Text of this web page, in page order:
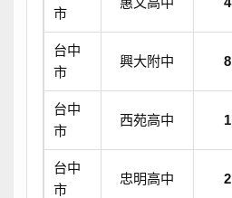
市
台中
市
興大附中 8
台中
市
西苑高中 1
台中
市
忠明高中 2